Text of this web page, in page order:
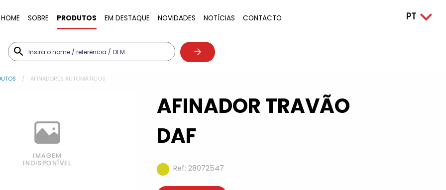
HOME SOBRE PRODUTOS EM DESTAQUE NOVIDADES NOTÍCIAS CONTACTO
AFINADORES AUTOMÁTICOS
AFINADOR TRAVÃO
DAF
Ref: 28072547